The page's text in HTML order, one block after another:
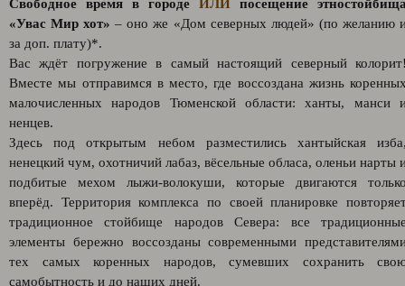
Свободное время в городе ИЛИ посещение
«Увас Мир хот» – оно же «Дом северных людей» (по желанию
за доп. плату)*.
Вас ждёт погружение в самый настоящий северный
Вместе мы отправимся в место, где воссоздана жизнь
малочисленных народов Тюменской области: ханты, манси
ненцев.
Здесь под открытым небом разместились хантыйская
ненецкий чум, охотничий лабаз, вёсельные обласа, оленьи нарты
подбитые мехом лыжи-волокуши, которые двигаются
вперёд. Территория комплекса по своей планировке
традиционное стойбище народов Севера: все
элементы бережно воссозданы современными
тех самых коренных народов, сумевших сохранить
самобытность и до наших дней.